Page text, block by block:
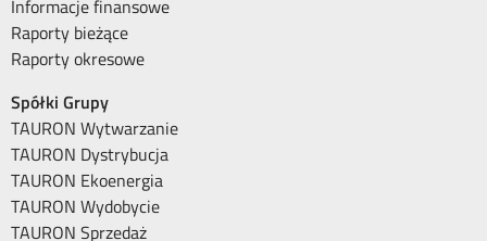
Informacje finansowe
Raporty bieżące
Raporty okresowe
Spółki Grupy
TAURON Wytwarzanie
TAURON Dystrybucja
TAURON Ekoenergia
TAURON Wydobycie
TAURON Sprzedaż